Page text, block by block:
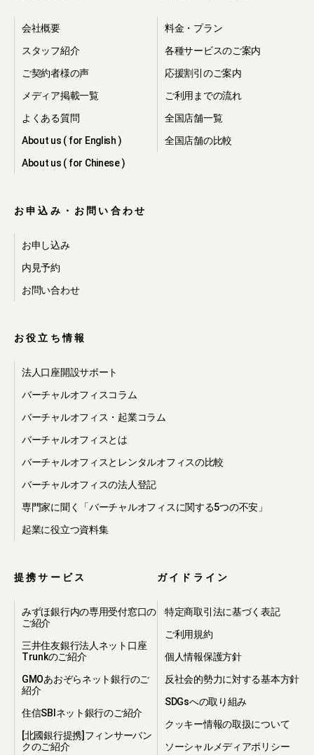
会社概要
スタッフ紹介
ご契約者様の声
メディア掲載一覧
よくある質問
About us ( for English )
About us ( for Chinese )
料金・プラン
各種サービスのご案内
応援割引のご案内
ご利用までの流れ
全国店舗一覧
全国店舗の比較
お申込み・お問い合わせ
お申し込み
内見予約
お問い合わせ
お役立ち情報
法人口座開設サポート
バーチャルオフィスコラム
バーチャルオフィス・起業コラム
バーチャルオフィスとは
バーチャルオフィスとレンタルオフィスの比較
バーチャルオフィスの法人登記
専門家に聞く「バーチャルオフィスに関する5つの不安」
起業に役立つ資料集
提携サービス
みずほ銀行内の専用受付窓口の
ご紹介
三井住友銀行法人ネット口座
Trunkのご紹介
GMOあおぞらネット銀行のご
紹介
住信SBIネット銀行のご紹介
[北國銀行提携]フィンサーバン
クのご紹介
ガイドライン
特定商取引法に基づく表記
ご利用規約
個人情報保護方針
反社会的勢力に対する基本方針
SDGsへの取り組み
クッキー情報の取扱について
ソーシャルメディアポリシー